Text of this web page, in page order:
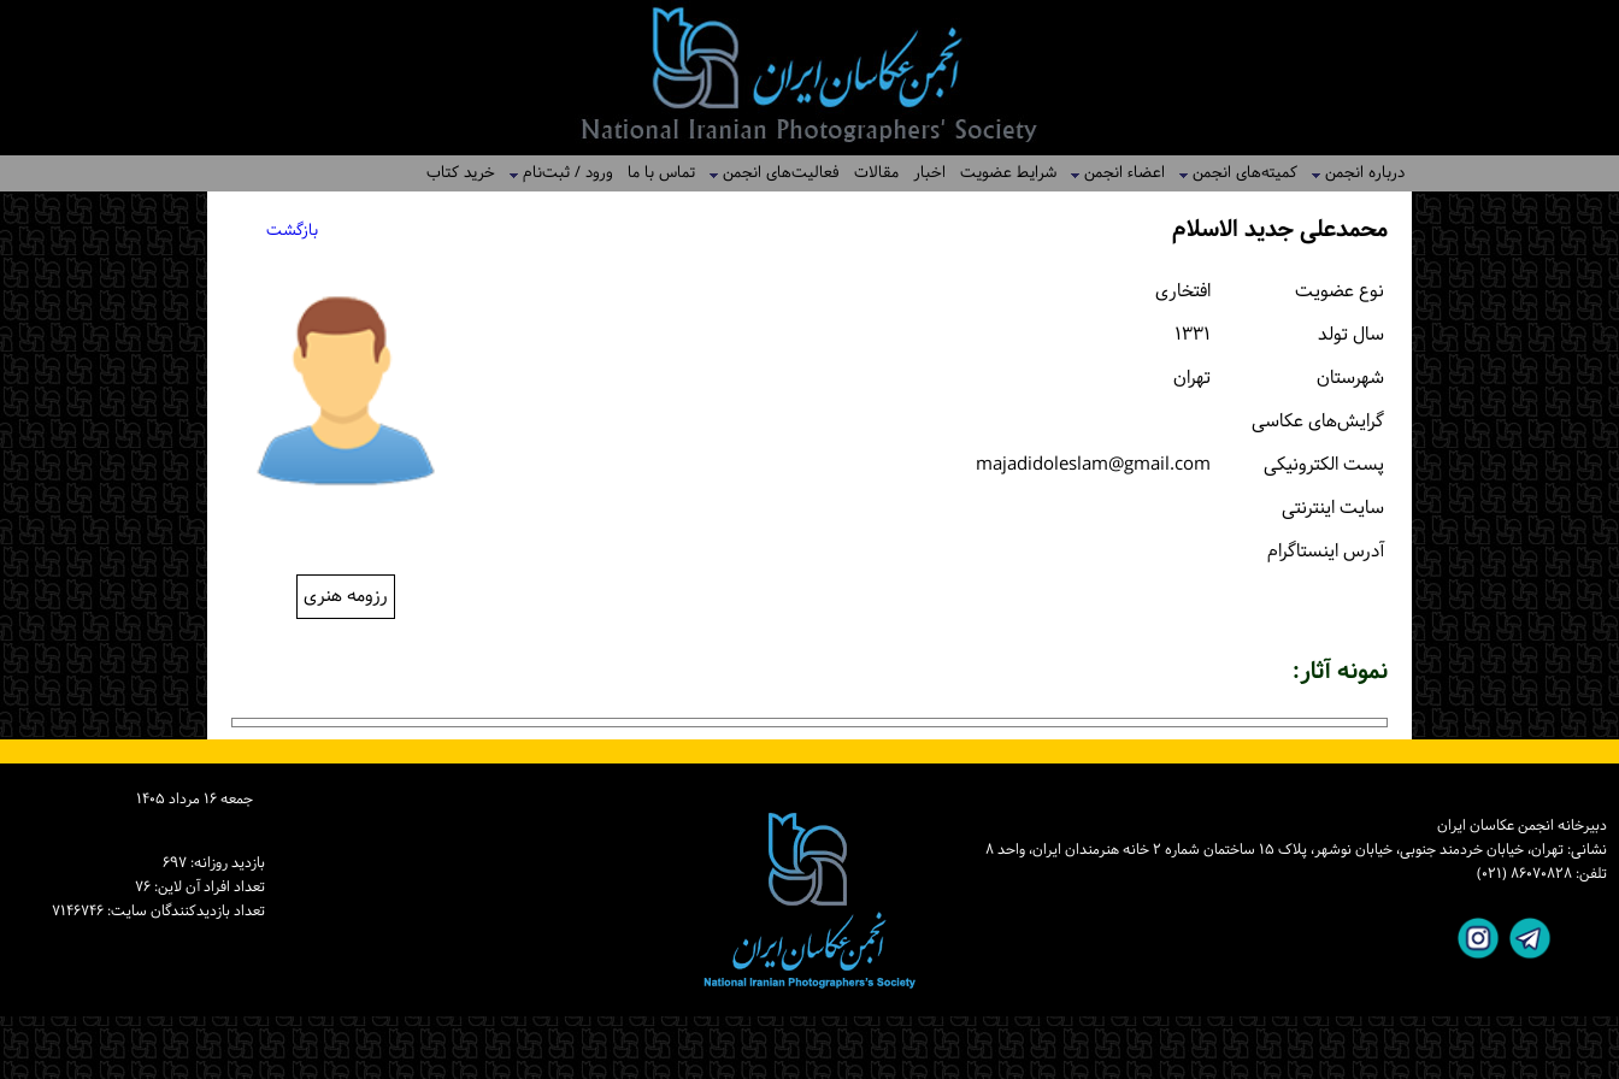
درباره انجمن کمیته‌های انجمن اعضاء انجمن شرایط عضویت اخبار مقالات فعالیت‌های انجمن تماس با ما ورود / ثبت‌نام خرید کتاب
محمدعلی جدید الاسلام بازگشت
رزومه هنری
نوع عضویت
افتخاری
سال تولد
۱۳۳۱
شهرستان
تهران
گرایش‌های عکاسی
پست الكترونیكی
majadidoleslam@gmail.com
سایت اینترنتی
آدرس اینستاگرام
نمونه آثار:
جمعه ۱۶ مرداد ۱۴۰۵
بازدید روزانه: ۶۹۷
تعداد افراد آن لاین: ۷۶
تعداد بازدیدكنندگان سایت: ۷۱۴۶۷۴۶
دبیرخانه انجمن عکاسان ایران
نشانی: تهران، خیابان خردمند جنوبی، خیابان نوشهر، پلاک ۱۵ ساختمان شماره ۲ خانه هنرمندان ایران، واحد ۸
تلفن: ۸۶۰۷۰۸۲۸ (۰۲۱)